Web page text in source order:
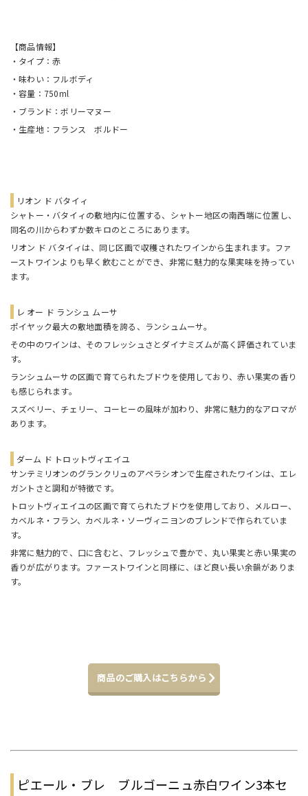
【商品情報】
・タイプ：赤
・味わい：フルボディ
・容量：750ml
・ブランド：ボリーマヌー
・生産地：フランス ボルドー
リオン ド バタイィ
シャトー・バタイィの敷地内に位置する、シャトー地区の南西端に位置し、
同名の川からわずか数キロのところにあります。
リオン ド バタイィは、同じ区画で収穫されたワインから生まれます。ファ
ーストワインよりも早く飲むことができ、非常に魅力的な果実味を持ってい
ます。
レ オー ド ランシュ ムーサ
ポイヤック最大の敷地面積を誇る、ランシュムーサ。
その中のワインは、そのフレッシュさとダイナミズムが高く評価されていま
す。
ランシュムーサの区画で育てられたブドウを使用しており、赤い果実の香り
も感じられます。
スズベリー、チェリー、コーヒーの風味が加わり、非常に魅力的なアロマが
あります。
ダーム ド トロットヴィエイユ
サンテミリオンのグランクリュのアペラシオンで生産されたワインは、エレ
ガントさと調和が特徴です。
トロットヴィエイユの区画で育てられたブドウを使用しており、メルロー、
カベルネ・フラン、カベルネ・ソーヴィニヨンのブレンドで作られていま
す。
非常に魅力的で、口に含むと、フレッシュで豊かで、丸い果実と赤い果実の
香りが広がります。ファーストワインと同様に、ほど良い長い余韻がありま
す。
商品のご購入はこちらから
ピエール・ブレ ブルゴーニュ赤白ワイン3本セ